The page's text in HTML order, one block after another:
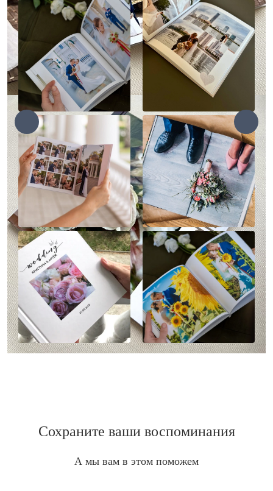
Сохраните ваши воспоминания
А мы вам в этом поможем